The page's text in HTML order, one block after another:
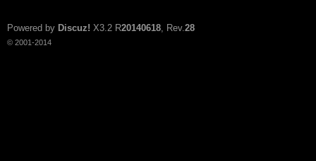
Powered by Discuz! X3.2 R20140618, Rev.28
© 2001-2014